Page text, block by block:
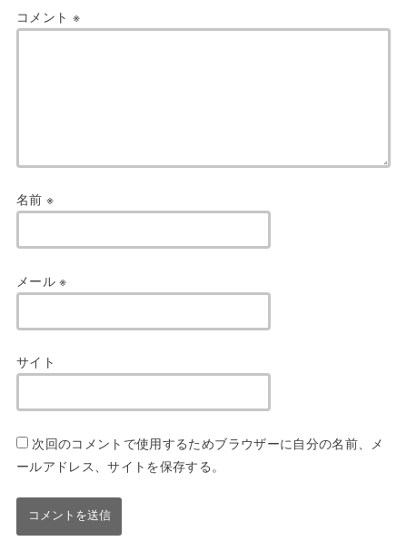
コメント ※
名前 ※
メール※
サイト
次回のコメントで使用するためブラウザーに自分の名前、メ
ールアドレス、サイトを保存する。